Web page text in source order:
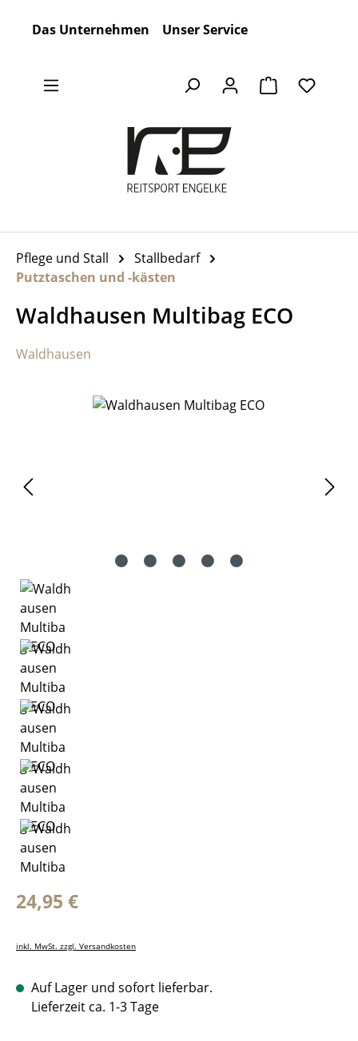
Das Unternehmen Unser Service
Warenkorb
Pflege und Stall
Stallbedarf
Putztaschen und -kästen
Waldhausen Multibag ECO
Waldhausen
Bildergalerie überspringen
Regulärer Preis:
24,95 €
inkl. MwSt. zzgl. Versandkosten
Auf Lager und sofort lieferbar.
Lieferzeit ca. 1-3 Tage